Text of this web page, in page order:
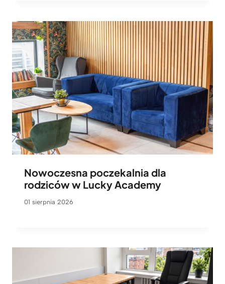
Nowoczesna poczekalnia dla
rodziców w Lucky Academy
01 sierpnia 2026